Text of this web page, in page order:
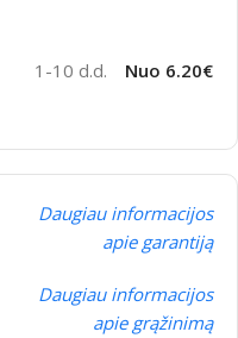
1-10 d.d. Nuo 6.20€
Daugiau informacijos
apie garantiją
Daugiau informacijos
apie grąžinimą